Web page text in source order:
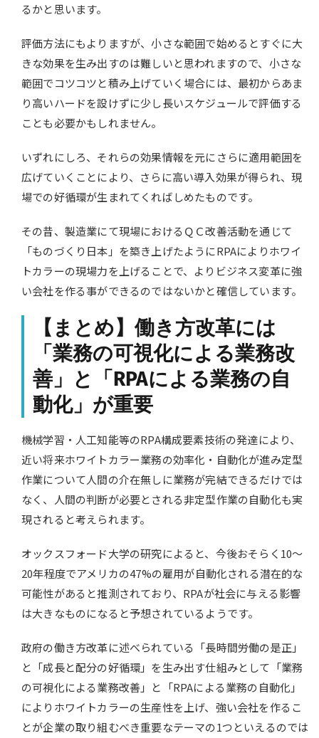
るかと思います。
評価方法にもよりますが、小さな範囲で始めるとすぐに大
きな効果を生み出すのは難しいと思われますので、小さな
範囲でコツコツと積み上げていく場合には、最初からあま
り高いハードを設けずに少し長いスケジュールで評価する
ことも必要かもしれません。
いずれにしろ、それらの効果情報を元にさらに適用範囲を
広げていくことにより、さらに高い導入効果が得られ、現
場での好循環が生まれてくればしめたものです。
その昔、製造業にて現場におけるＱＣ改善活動を通じて
「ものづくり日本」を築き上げたようにRPAによりホワイ
トカラーの現場力を上げることで、よりビジネス変革に強
い会社を作る事ができるのではないかと確信しています。
【まとめ】働き方改革には
「業務の可視化による業務改
善」と「RPAによる業務の自
動化」が重要
機械学習・人工知能等のRPA構成要素技術の発達により、
近い将来ホワイトカラー業務の効率化・自動化が進み定型
作業について人間の介在無しに業務が完結できるだけでは
なく、人間の判断が必要とされる非定型作業の自動化も実
現されると考えられます。
オックスフォード大学の研究によると、今後おそらく10〜
20年程度でアメリカの47%の雇用が自動化される潜在的な
可能性があると推測されており、RPAが社会に与える影響
は大きなものになると予想されているようです。
政府の働き方改革に述べられている「長時間労働の是正」
と「成長と配分の好循環」を生み出す仕組みとして「業務
の可視化による業務改善」と「RPAによる業務の自動化」
によりホワイトカラーの生産性を上げ、強い会社を作るこ
とが企業の取り組むべき重要なテーマの1つといえるのでは